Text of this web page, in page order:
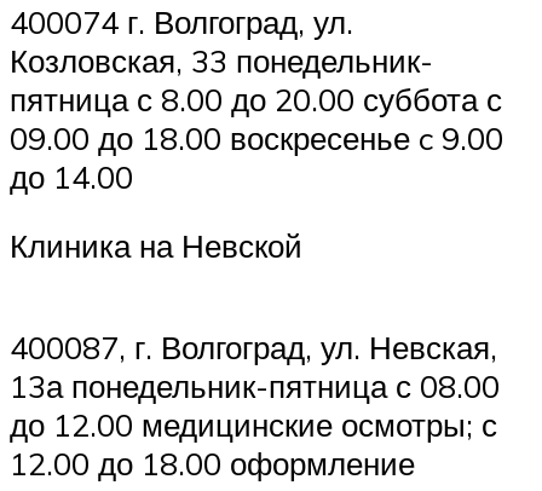
400074 г. Волгоград, ул.
Козловская, 33 понедельник-
пятница с 8.00 до 20.00 суббота с
09.00 до 18.00 воскресенье c 9.00
до 14.00
Клиника на Невской
400087, г. Волгоград, ул. Невская,
13а понедельник-пятница с 08.00
до 12.00 медицинские осмотры; с
12.00 до 18.00 оформление